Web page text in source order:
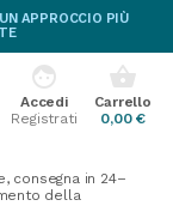
APPROCCIO PIÙ
shopping_basket
Carrello
0,00 €
face
Accedi
Registrati
consegna in 24–
della